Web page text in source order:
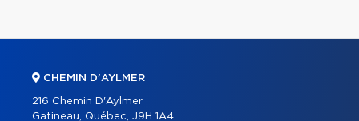
CHEMIN D'AYLMER
216 Chemin D'Aylmer
Gatineau, Québec, J9H 1A4